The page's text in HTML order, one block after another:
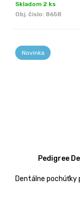
Skladom 2 ks
Obj. čislo: 8658
Novinka
Pedigree
Dentálne pochúťky